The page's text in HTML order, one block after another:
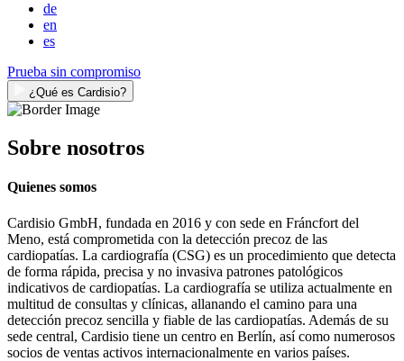
de
en
es
Prueba sin compromiso
¿Qué es Cardisio?
Sobre nosotros
Quienes somos
Cardisio GmbH, fundada en 2016 y con sede en Fráncfort del
Meno, está comprometida con la detección precoz de las
cardiopatías. La cardiografía (CSG) es un procedimiento que detecta
de forma rápida, precisa y no invasiva patrones patológicos
indicativos de cardiopatías. La cardiografía se utiliza actualmente en
multitud de consultas y clínicas, allanando el camino para una
detección precoz sencilla y fiable de las cardiopatías. Además de su
sede central, Cardisio tiene un centro en Berlín, así como numerosos
socios de ventas activos internacionalmente en varios países.